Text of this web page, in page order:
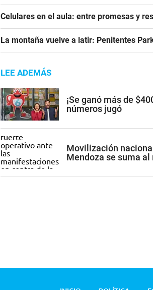
Celulares en el aula: entre promesas y
La montaña vuelve a latir: Penitentes
LEE ADEMÁS
¡Se ganó más de
números jugó
Movilización
Mendoza se suma al